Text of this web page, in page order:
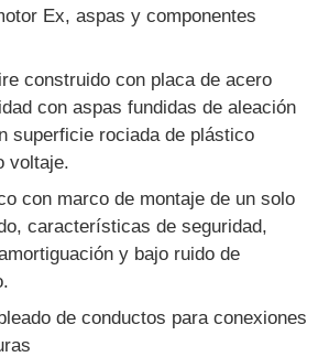
Ex, aspas y componentes
construido con placa de acero
con aspas fundidas de aleación
superficie rociada de plástico
voltaje.
con marco de montaje de un solo
características de seguridad,
y bajo ruido de
de conductos para conexiones